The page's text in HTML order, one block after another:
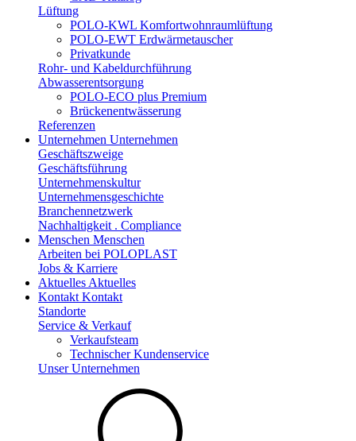
Lüftung
POLO-KWL Komfortwohnraumlüftung
POLO-EWT Erdwärmetauscher
Privatkunde
Rohr- und Kabeldurchführung
Abwasserentsorgung
POLO-ECO plus Premium
Brückenentwässerung
Referenzen
Unternehmen Unternehmen
Geschäftszweige
Geschäftsführung
Unternehmenskultur
Unternehmensgeschichte
Branchennetzwerk
Nachhaltigkeit . Compliance
Menschen Menschen
Arbeiten bei POLOPLAST
Jobs & Karriere
Aktuelles Aktuelles
Kontakt Kontakt
Standorte
Service & Verkauf
Verkaufsteam
Technischer Kundenservice
Unser Unternehmen